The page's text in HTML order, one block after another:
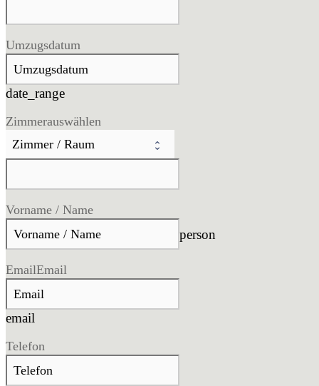
Umzugsdatum
date_range
Zimmerauswählen
Vorname / Name
person
EmailEmail
email
Telefon